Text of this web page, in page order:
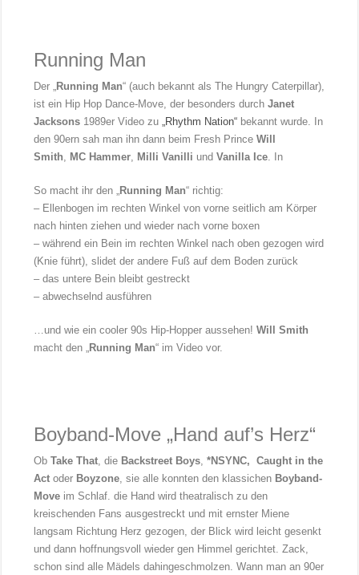
Running Man
Der „Running Man“ (auch bekannt als The Hungry Caterpillar),
ist ein Hip Hop Dance-Move, der besonders durch Janet
Jacksons 1989er Video zu„Rhythm Nation“ bekannt wurde. In
den 90ern sah man ihn dann beim Fresh PrinceWill
Smith, MC Hammer, Milli Vanilli undVanilla Ice. In
So macht ihr den „Running Man“ richtig:
– Ellenbogen im rechten Winkel von vorne seitlich am Körper
nach hinten ziehen und wieder nach vorne boxen
– während ein Bein im rechten Winkel nach oben gezogen wird
(Knie führt), slidet der andere Fuß auf dem Boden zurück
– das untere Bein bleibt gestreckt
– abwechselnd ausführen
…und wie ein cooler 90s Hip-Hopper aussehen!Will Smith
macht den „Running Man“ im Video vor.
Boyband-Move „Hand auf’s Herz“
ObTake That, die Backstreet Boys,*NSYNC,
Caught in the
Act oder Boyzone, sie alle konnten den klassichen Boyband-
Move im Schlaf. die Hand wird theatralisch zu den
kreischenden Fans ausgestreckt und mit ernster Miene
langsam Richtung Herz gezogen, der Blick wird leicht gesenkt
und dann hoffnungsvoll wieder gen Himmel gerichtet. Zack,
schon sind alle Mädels dahingeschmolzen. Wann man an 90er